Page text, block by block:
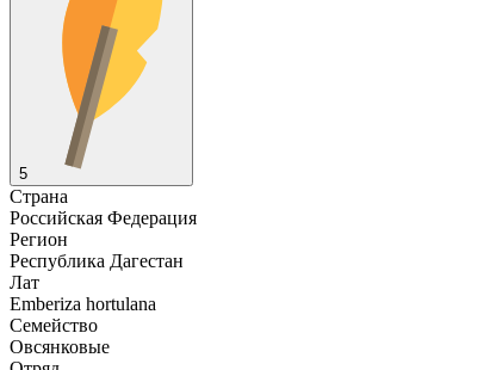
5
Страна
Российская Федерация
Регион
Республика Дагестан
Лат
Emberiza hortulana
Семейство
Овсянковые